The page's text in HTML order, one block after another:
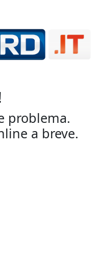
problema.
a breve.